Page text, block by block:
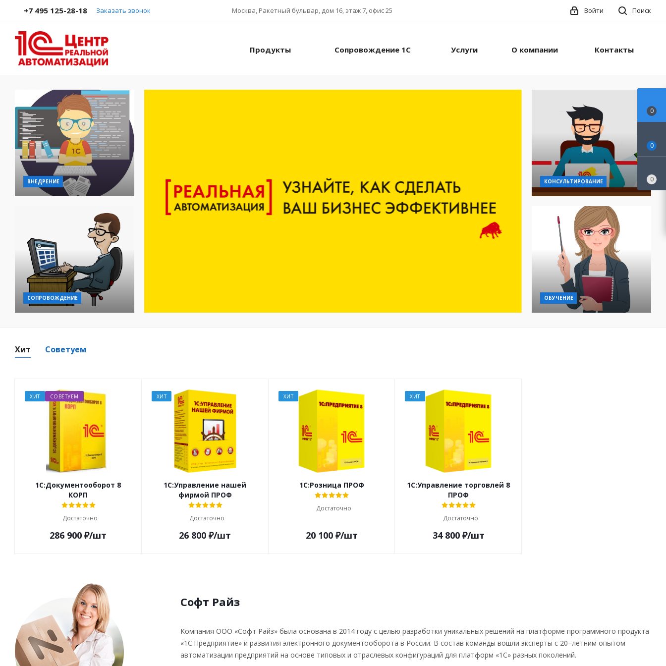
+7 495 125-28-18 Заказать звонок Москва, Ракетный бульвар, дом 16, этаж 7, офис 25 Поиск
Войти
Продукты Сопровождение 1С Услуги О компании Контакты
ВНЕДРЕНИЕ
СОПРОВОЖДЕНИЕ
КОНСУЛЬТИРОВАНИЕ
ОБУЧЕНИЕ
Хит Советуем
ХИТ СОВЕТУЕМ
1С:Документооборот 8
КОРП
Достаточно
286 900 ₽/шт
ХИТ
1С:Управление нашей
фирмой ПРОФ
Достаточно
26 800 ₽/шт
ХИТ
1С:Розница ПРОФ
Достаточно
20 100₽/шт
ХИТ
1С:Управление торговлей 8
ПРОФ
Достаточно
34 800₽/шт
Софт Райз
Компания ООО «Софт Райз» была основана в 2014 году с целью разработки уникальных решений на платформе программного продукта
«1С:Предприятие» и развития электронного документооборота в России. В состав команды вошли эксперты с 20–летним опытом
автоматизации предприятий на основе типовых и отраслевых конфигураций для платформ «1С» разных поколений.
0
0
0